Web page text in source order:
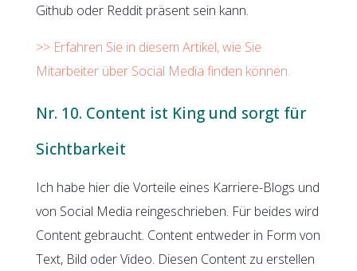
Github oder Reddit präsent sein kann.
>> Erfahren Sie in diesem Artikel, wie Sie
Mitarbeiter über Social Media finden können.
Nr. 10. Content ist King und sorgt für
Sichtbarkeit
Ich habe hier die Vorteile eines Karriere-Blogs und
von Social Media reingeschrieben. Für beides wird
Content gebraucht. Content entweder in Form von
Text, Bild oder Video. Diesen Content zu erstellen